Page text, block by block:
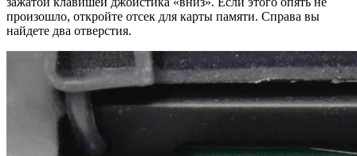
произошло, откройте отсек для карты памяти. Справа вы
найдете два отверстия.